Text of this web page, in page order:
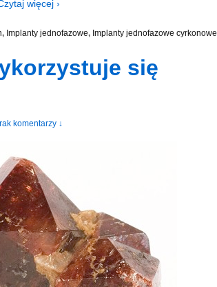
więcej ›
, Implanty jednofazowe, Implanty jednofazowe cyrkonowe
się
komentarzy ↓